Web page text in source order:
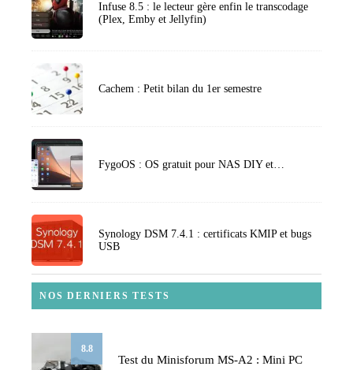
Infuse 8.5 : le lecteur gère enfin le transcodage
(Plex, Emby et Jellyfin)
Cachem : Petit bilan du 1er semestre
FygoOS : OS gratuit pour NAS DIY et…
Synology DSM 7.4.1 : certificats KMIP et bugs
USB
NOS DERNIERS TESTS
8.8
Test du Minisforum MS-A2 : Mini PC